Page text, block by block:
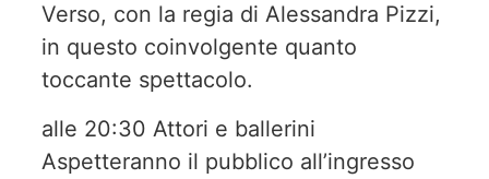
Verso, con la regia di Alessandra Pizzi,
in questo coinvolgente quanto
toccante spettacolo.
alle 20:30 Attori e ballerini
Aspetteranno il pubblico all’ingresso